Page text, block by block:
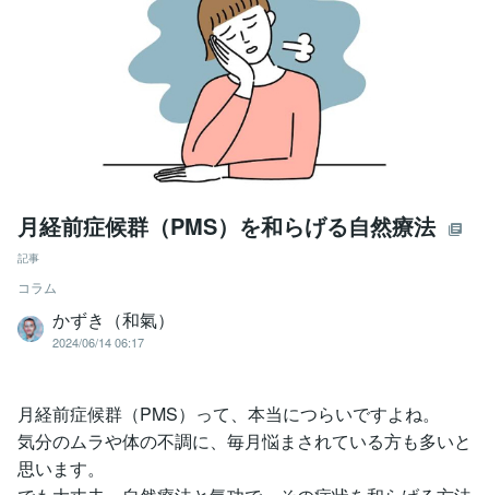
月経前症候群（PMS）を和らげる自然療法
記事
コラム
かずき（和氣）
2024/06/14 06:17
月経前症候群（PMS）って、本当につらいですよね。
気分のムラや体の不調に、毎月悩まされている方も多いと
思います。